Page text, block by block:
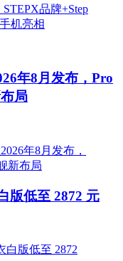
年8月发布，Pro
局
版低至 2872 元